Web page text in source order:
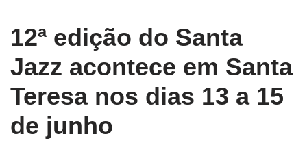
12ª edição do Santa
Jazz acontece em Santa
Teresa nos dias 13 a 15
de junho